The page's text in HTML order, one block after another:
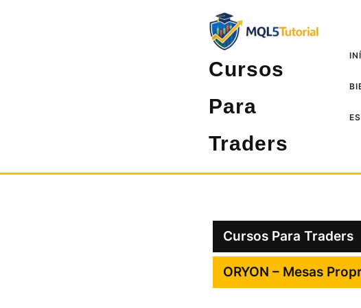
Cursos
Para
Traders
Cursos Para Traders
ORYON – Mesas